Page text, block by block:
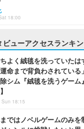
18:00
ビューアクセスランキ
ちよく絨毯を洗っていた
命まで背負わされている
シム『絨毯を洗うゲーム
18:15
まではノベルゲームのみを